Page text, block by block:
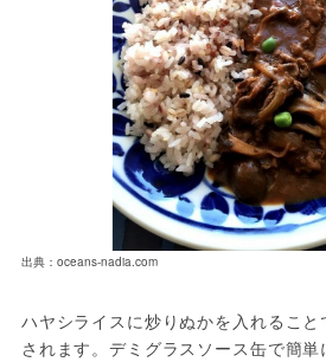
出典：oceans-nadia.com
ハヤシライスに炒りぬかを入れるこ
されます。デミグラスソース缶で簡